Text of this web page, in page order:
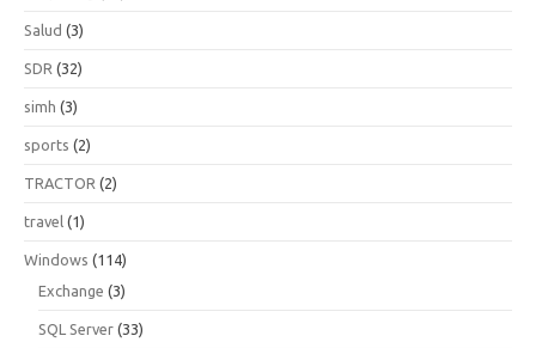
Salud (3)
SDR (32)
simh (3)
sports (2)
TRACTOR (2)
travel (1)
Windows (114)
Exchange (3)
SQL Server (33)